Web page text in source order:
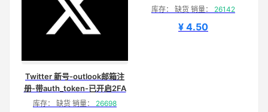
Twitter 新号-outlook邮箱注
册-带auth_token-已开启2FA
库存： 缺货 销量： 26698
库存： 缺货 销量： 26142
¥ 4.50